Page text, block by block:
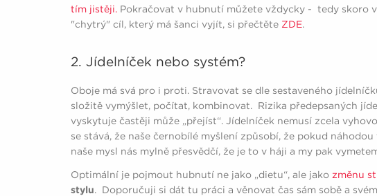
tím jistěji. Pokračovat v hubnutí můžete vždycky - tedy skoro
"chytrý" cíl, který má šanci vyjít, si přečtěte ZDE.
2. Jídelníček nebo systém?
Oboje má svá pro i proti. Stravovat se dle sestaveného
složitě vymýšlet, počítat, kombinovat. Rizika předepsaných
vyskytuje častěji může „přejíst“. Jídelníček nemusí zcela
se stává, že naše černobílé myšlení způsobí, že pokud
naše mysl nás mylně přesvědčí, že je to v háji a my pak
Optimální je pojmout hubnutí ne jako „dietu“, ale jako změnu
stylu. Doporučuji si dát tu práci a věnovat čas sám sobě a